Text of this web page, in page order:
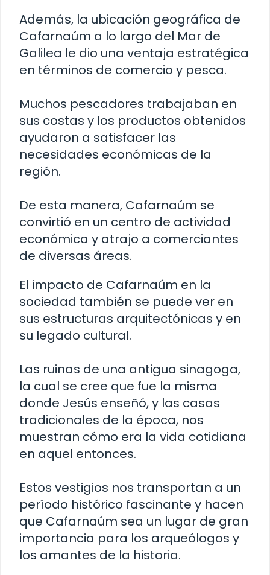
Además, la ubicación geográfica de
Cafarnaúm a lo largo del Mar de
Galilea le dio una ventaja estratégica
en términos de comercio y pesca.
Muchos pescadores trabajaban en
sus costas y los productos obtenidos
ayudaron a satisfacer las
necesidades económicas de la
región.
De esta manera, Cafarnaúm se
convirtió en un centro de actividad
económica y atrajo a comerciantes
de diversas áreas.
El impacto de Cafarnaúm en la
sociedad también se puede ver en
sus estructuras arquitectónicas y en
su legado cultural.
Las ruinas de una antigua sinagoga,
la cual se cree que fue la misma
donde Jesús enseñó, y las casas
tradicionales de la época, nos
muestran cómo era la vida cotidiana
en aquel entonces.
Estos vestigios nos transportan a un
período histórico fascinante y hacen
que Cafarnaúm sea un lugar de gran
importancia para los arqueólogos y
los amantes de la historia.